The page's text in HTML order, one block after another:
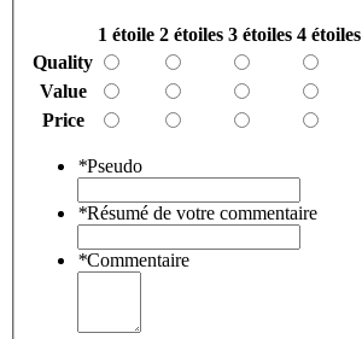
1 étoile 2 étoiles 3 étoiles 4 étoiles
Quality
Value
Price
*Pseudo
*Résumé de votre commentaire
*Commentaire